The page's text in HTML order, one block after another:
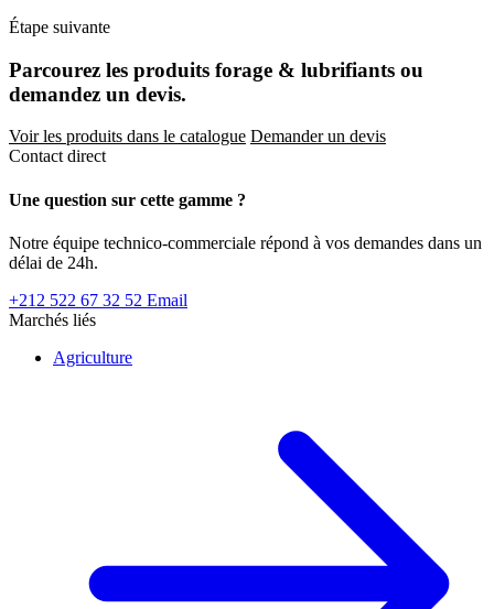
Étape suivante
Parcourez les produits forage & lubrifiants ou
demandez un devis.
Voir les produits dans le catalogue Demander un devis
Contact direct
Une question sur cette gamme ?
Notre équipe technico-commerciale répond à vos demandes dans un
délai de 24h.
+212 522 67 32 52 Email
Marchés liés
Agriculture